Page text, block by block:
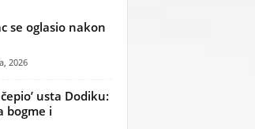
se oglasio nakon
2026
usta Dodiku:
bogme i